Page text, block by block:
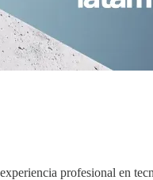
profesional en